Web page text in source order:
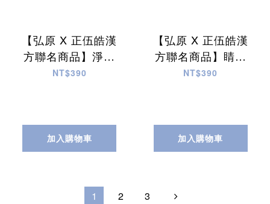
【弘原 X 正伍皓漢
方聯名商品】淨濾
茶｜防護呼吸道，
NT$390
加入購物車
【弘原 X 正伍皓漢
方聯名商品】睛漾
茶｜養眼明目，清
NT$390
加入購物車
1 2 3